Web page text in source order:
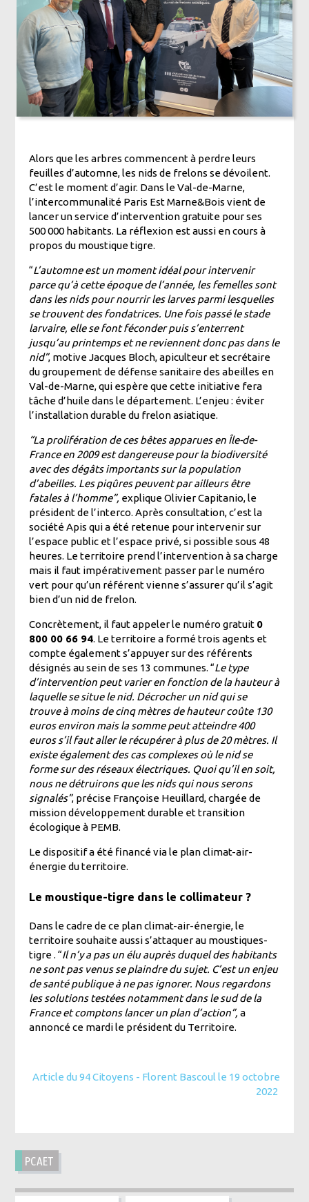
Alors que les arbres commencent à perdre leurs
feuilles d’automne, les nids de frelons se dévoilent.
C’est le moment d’agir. Dans le Val-de-Marne,
l’intercommunalité Paris Est Marne&Bois vient de
lancer un service d’intervention gratuite pour ses
500 000 habitants. La réflexion est aussi en cours à
propos du moustique tigre.
“L’automne est un moment idéal pour intervenir
parce qu’à cette époque de l’année, les femelles sont
dans les nids pour nourrir les larves parmi lesquelles
se trouvent des fondatrices. Une fois passé le stade
larvaire, elle se font féconder puis s’enterrent
jusqu’au printemps et ne reviennent donc pas dans le
nid”, motive Jacques Bloch, apiculteur et secrétaire
du groupement de défense sanitaire des abeilles en
Val-de-Marne, qui espère que cette initiative fera
tâche d’huile dans le département. L’enjeu : éviter
l’installation durable du frelon asiatique.
“La prolifération de ces bêtes apparues en Île-de-
France en 2009 est dangereuse pour la biodiversité
avec des dégâts importants sur la population
d’abeilles. Les piqûres peuvent par ailleurs être
fatales à l’homme”, explique Olivier Capitanio, le
président de l’interco. Après consultation, c’est la
société Apis qui a été retenue pour intervenir sur
l’espace public et l’espace privé, si possible sous 48
heures. Le territoire prend l’intervention à sa charge
mais il faut impérativement passer par le numéro
vert pour qu’un référent vienne s’assurer qu’il s’agit
bien d’un nid de frelon.
Concrètement, il faut appeler le numéro gratuit 0
800 00 66 94. Le territoire a formé trois agents et
compte également s’appuyer sur des référents
désignés au sein de ses 13 communes. “Le type
d’intervention peut varier en fonction de la hauteur à
laquelle se situe le nid. Décrocher un nid qui se
trouve à moins de cinq mètres de hauteur coûte 130
euros environ mais la somme peut atteindre 400
euros s’il faut aller le récupérer à plus de 20 mètres. Il
existe également des cas complexes où le nid se
forme sur des réseaux électriques. Quoi qu’il en soit,
nous ne détruirons que les nids qui nous serons
signalés”, précise Françoise Heuillard, chargée de
mission développement durable et transition
écologique à PEMB.
Le dispositif a été financé via le plan climat-air-
énergie du territoire.
Le moustique-tigre dans le collimateur ?
Dans le cadre de ce plan climat-air-énergie, le
territoire souhaite aussi s’attaquer au moustiques-
tigre . “Il n’y a pas un élu auprès duquel des habitants
ne sont pas venus se plaindre du sujet. C’est un enjeu
de santé publique à ne pas ignorer. Nous regardons
les solutions testées notamment dans le sud de la
France et comptons lancer un plan d’action”,a
annoncé ce mardi le président du Territoire.
Article du 94 Citoyens - Florent Bascoul le 19 octobre
2022
PCAET